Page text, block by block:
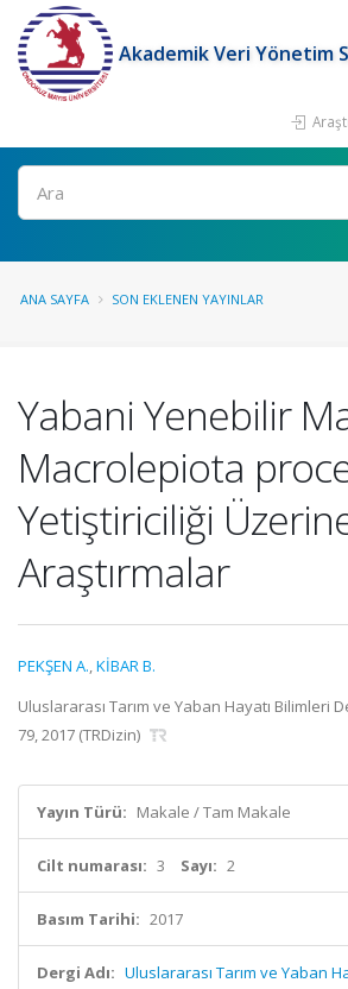
Akademik Veri Yönetim
Ara
ANA SAYFA SON EKLENEN YAYINLAR
Yabani Yenebilir
Macrolepiota
Yetiştiriciliği
Araştırmalar
PEKŞEN A.,KİBAR B.
Uluslararası Tarım ve Yaban Hayatı Bilimleri
79, 2017 (TRDizin)
Yayın Türü: Makale / Tam Makale
Cilt numarası: 3 Sayı: 2
Basım Tarihi: 2017
Dergi Adı: Uluslararası Tarım ve Yaban